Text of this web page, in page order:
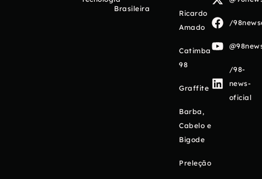
Brasileira
Ricardo
Amado
Catimba
98
Graffite
Barba,
Cabelo e
Bigode
Preleção
/
/98-
news-
oficial